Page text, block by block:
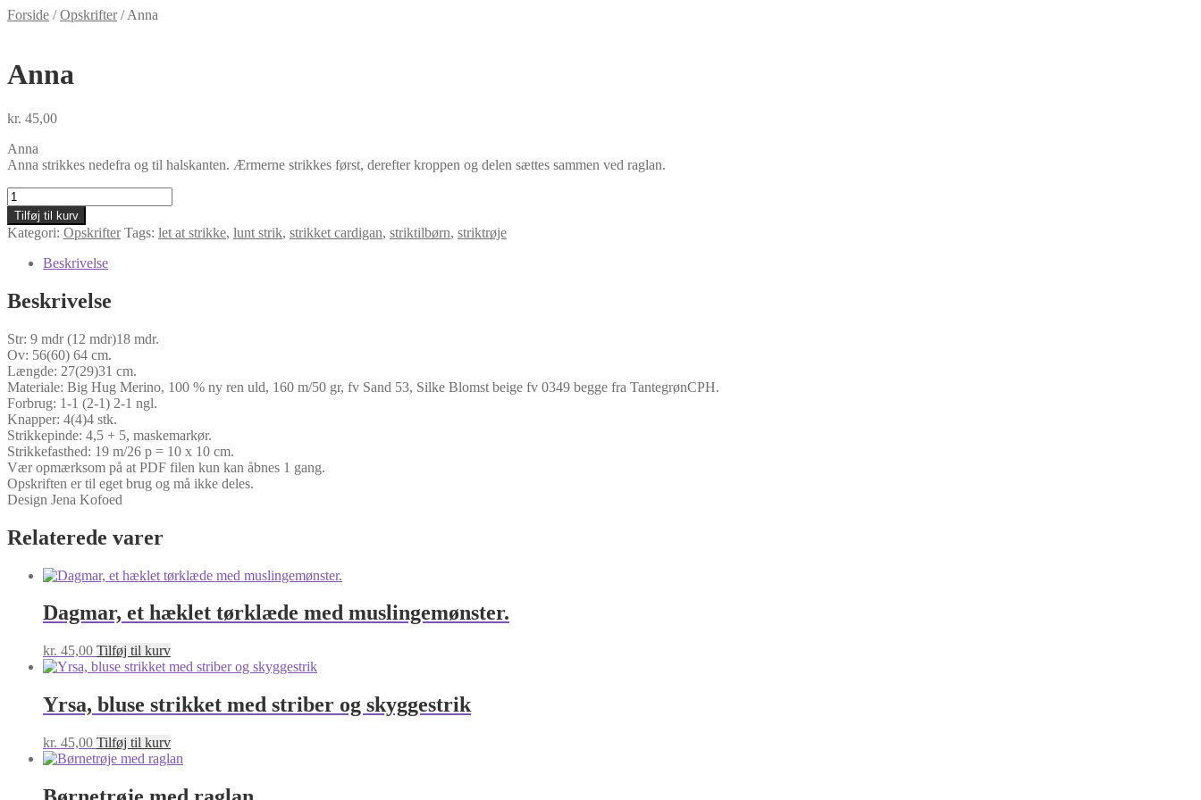
Forside /Opskrifter/Anna
Anna
kr. 45,00
Anna
Anna strikkes nedefra og til halskanten. Ærmerne strikkes først, derefter kroppen og delen sættes sammen ved raglan.
Anna
antal
Tilføj til kurv
Kategori: Opskrifter Tags: let at strikke, lunt strik, strikket cardigan, striktilbørn, striktrøje
Beskrivelse
Beskrivelse
Str: 9 mdr (12 mdr)18 mdr.
Ov: 56(60) 64 cm.
Længde: 27(29)31 cm.
Materiale: Big Hug Merino, 100 % ny ren uld, 160 m/50 gr, fv Sand 53, Silke Blomst beige fv 0349 begge fra TantegrønCPH.
Forbrug: 1-1 (2-1) 2-1 ngl.
Knapper: 4(4)4 stk.
Strikkepinde: 4,5 + 5, maskemarkør.
Strikkefasthed: 19 m/26 p = 10 x 10 cm.
Vær opmærksom på at PDF filen kun kan åbnes 1 gang.
Opskriften er til eget brug og må ikke deles.
Design Jena Kofoed
Relaterede varer
Dagmar, et hæklet tørklæde med muslingemønster.
kr. 45,00 Tilføj til kurv
Yrsa, bluse strikket med striber og skyggestrik
kr. 45,00 Tilføj til kurv